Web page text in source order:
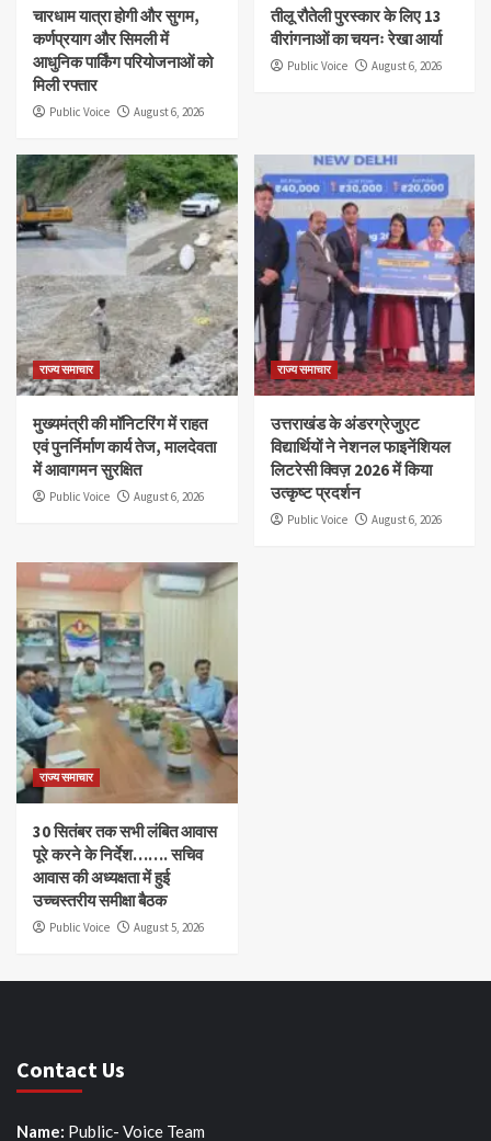
चारधाम यात्रा होगी और सुगम,
कर्णप्रयाग और सिमली में
आधुनिक पार्किंग परियोजनाओं को
मिली रफ्तार
Public Voice August 6, 2026
तीलू रौतेली पुरस्कार के लिए 13
वीरांगनाओं का चयनः रेखा आर्या
Public Voice August 6, 2026
राज्य समाचार
मुख्यमंत्री की मॉनिटरिंग में राहत
एवं पुनर्निर्माण कार्य तेज, मालदेवता
में आवागमन सुरक्षित
Public Voice August 6, 2026
राज्य समाचार
उत्तराखंड के अंडरग्रेजुएट
विद्यार्थियों ने नेशनल फाइनेंशियल
लिटरेसी क्विज़ 2026 में किया
उत्कृष्ट प्रदर्शन
Public Voice August 6, 2026
राज्य समाचार
30 सितंबर तक सभी लंबित आवास
पूरे करने के निर्देश……. सचिव
आवास की अध्यक्षता में हुई
उच्चस्तरीय समीक्षा बैठक
Public Voice August 5, 2026
Contact Us
Name: Public- Voice Team